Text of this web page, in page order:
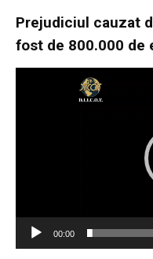
Prejudiciul cauzat
fost de 800.000 de
d
o
00:00